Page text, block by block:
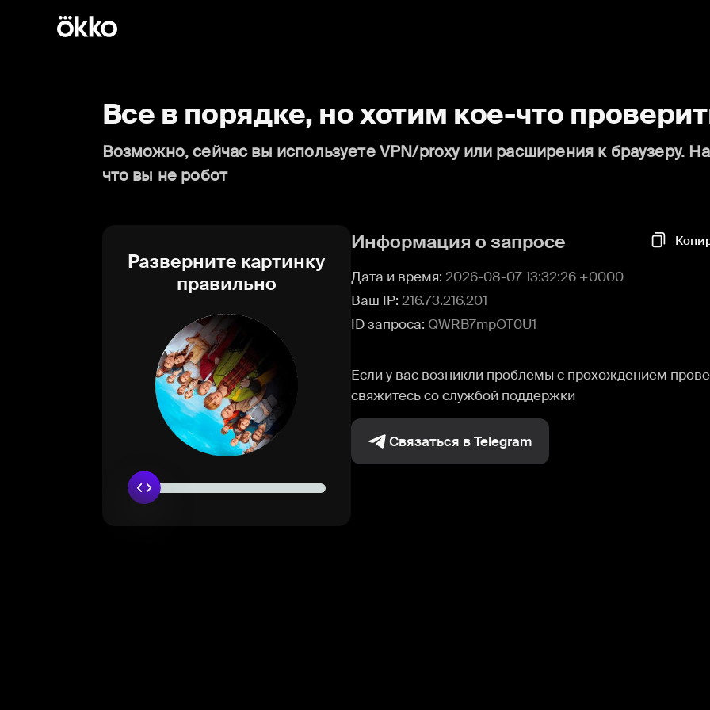
Все в порядке, но хотим кое-что
Возможно, сейчас вы используете VPN/proxy или расширения к браузеру.
что вы не робот
Разверните картинку
правильно
Информация о запросе
Дата и время: 2026-08-07 13:32:26 +0000
Ваш IP: 216.73.216.201
ID запроса: QWRB7mpOT0U1
Если у вас возникли проблемы с прохождением
свяжитесь со службой поддержки
Связаться в Telegram